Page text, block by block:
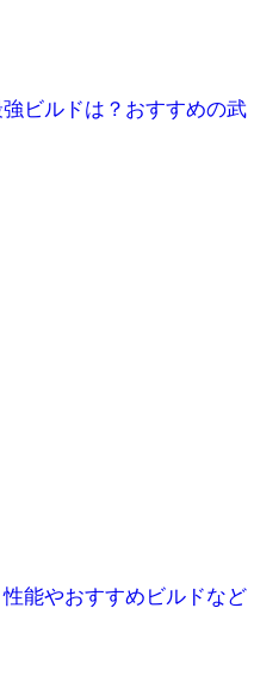
ビルドは？おすすめの武
能やおすすめビルドなど